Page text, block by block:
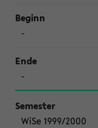
-
-
WiSe 1999/2000